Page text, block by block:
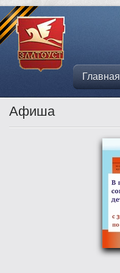
Главная
Афиша